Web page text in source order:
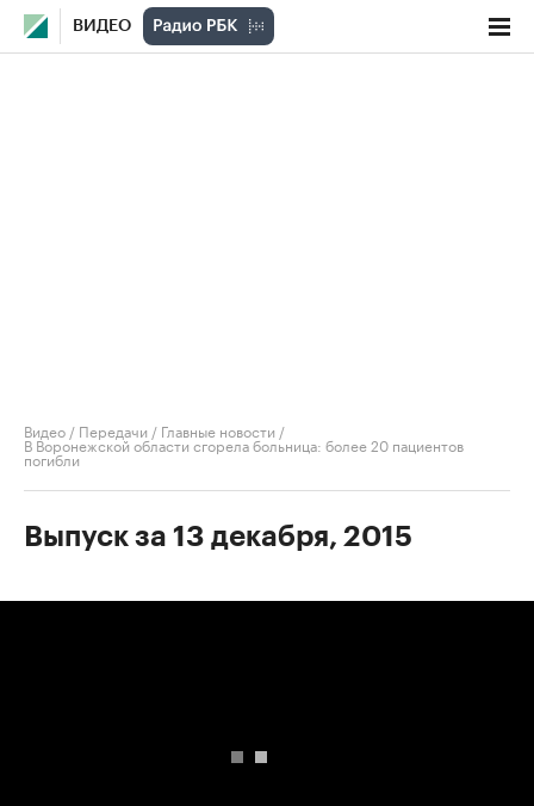
ВИДЕО
Видео / Передачи / Главные новости /
В Воронежской области сгорела больница: более 20 пациентов
погибли
Выпуск за 13 декабря, 2015